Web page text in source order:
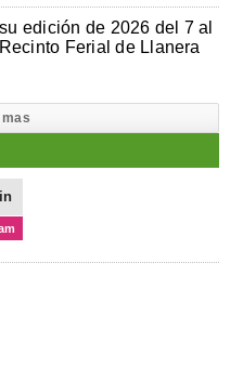
edición de 2026 del 7 al
Ferial de Llanera